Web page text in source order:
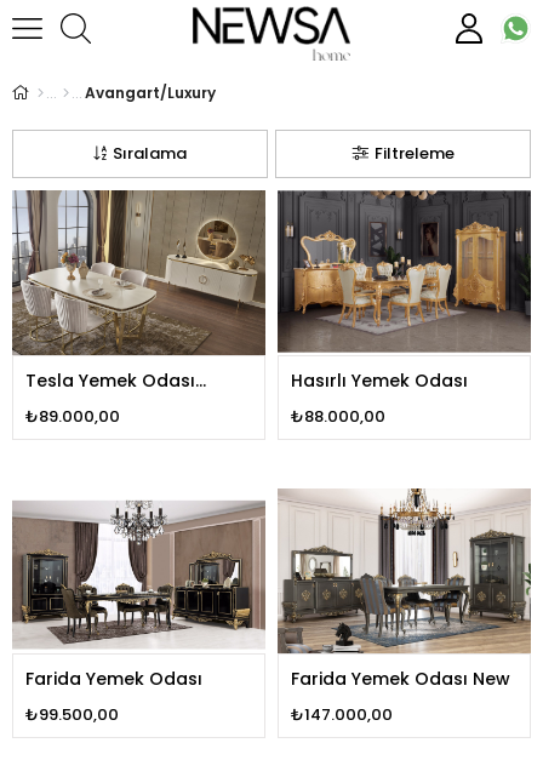
Avangart/Luxury
Filtreleme
Sıralama
Tesla Yemek Odası
Luxury
₺89.000,00
Hasırlı Yemek Odası
₺88.000,00
Farida Yemek Odası
₺99.500,00
Farida Yemek Odası New
₺147.000,00